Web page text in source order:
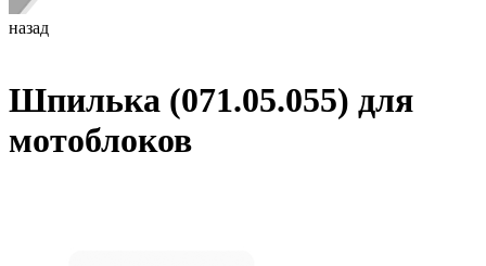
назад
Шпилька (071.05.055) для
мотоблоков